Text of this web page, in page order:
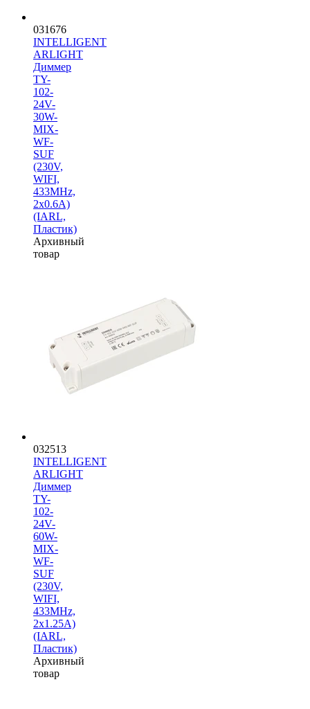
031676
INTELLIGENT
ARLIGHT
Диммер
TY-
102-
24V-
30W-
MIX-
WF-
SUF
(230V,
WIFI,
433MHz,
2x0.6A)
(IARL,
Пластик)
Архивный
товар
032513
INTELLIGENT
ARLIGHT
Диммер
TY-
102-
24V-
60W-
MIX-
WF-
SUF
(230V,
WIFI,
433MHz,
2x1.25A)
(IARL,
Пластик)
Архивный
товар